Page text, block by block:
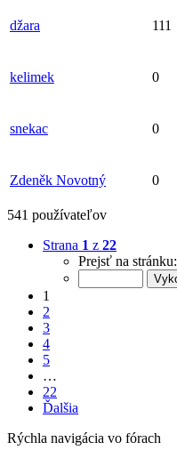
džara 111
kelimek 0
snekac 0
Zdeněk Novotný 0
541 používateľov
Strana 1 z 22
Prejsť na stránku:
1
2
3
4
5
…
22
Ďalšia
Rýchla navigácia vo fórach